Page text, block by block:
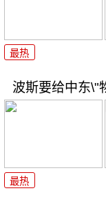
最热
波斯要给中东\"
最热